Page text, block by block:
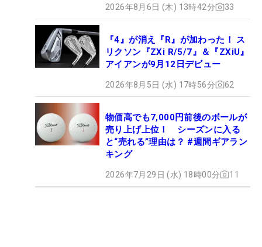
2026年8月6日 (木) 13時42分 33
『4』が消え『R』が加わった！ ス
リクソン『ZXi R/5/7』＆『ZXiU』
アイアンが9月12日デビュー
2026年8月5日 (水) 17時56分 62
物価高でも7,000円前後のボールが
売り上げ上位！ シーズンに入る
と“売れる”理由は？ #週間ギアラン
キング
2026年7月29日 (水) 18時00分 11